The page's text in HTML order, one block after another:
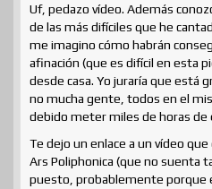
Uf, pedazo vídeo. Además
de las más difíciles que he
me imagino cómo habrán
afinación (que es difícil en esta
desde casa. Yo juraría que está
no mucha gente, todos en el
debido meter miles de horas de
Te dejo un enlace a un vídeo
Ars Poliphonica (que no suenta
puesto, probablemente porque